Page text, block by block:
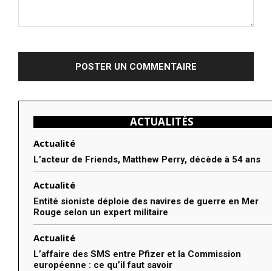
ACTUALITÉS
Actualité
L’acteur de Friends, Matthew Perry, décède à 54 ans
Actualité
Entité sioniste déploie des navires de guerre en Mer
Rouge selon un expert militaire
Actualité
L’affaire des SMS entre Pfizer et la Commission
européenne : ce qu’il faut savoir